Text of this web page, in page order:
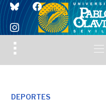
blueskyfacebook
instagram
Toggle
sidebar
DEPORTES